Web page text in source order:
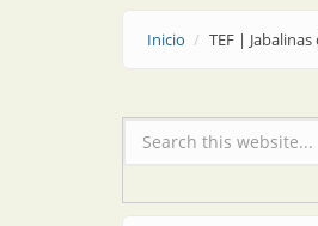
Inicio TEF |
Formulario de